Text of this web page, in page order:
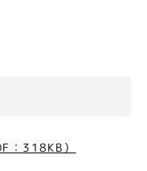
：318KB）